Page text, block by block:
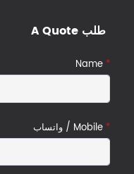
طلب A Quote
*
Name
* Mobile / واتساب